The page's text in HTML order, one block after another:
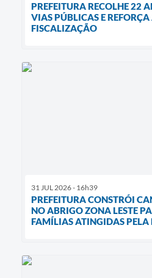
PREFEITURA RECOLHE 22
VIAS PÚBLICAS E REFORÇA
FISCALIZAÇÃO
31 JUL 2026 - 16h39
PREFEITURA CONSTRÓI
NO ABRIGO ZONA LESTE
FAMÍLIAS ATINGIDAS PELA